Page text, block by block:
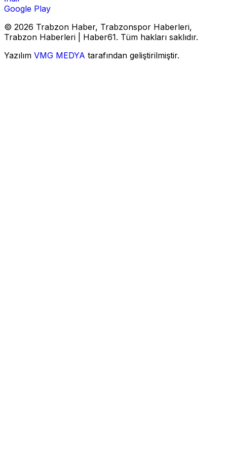
Google Play
© 2026 Trabzon Haber, Trabzonspor Haberleri,
Trabzon Haberleri | Haber61. Tüm hakları saklıdır.
Yazılım VMG MEDYA tarafından geliştirilmiştir.